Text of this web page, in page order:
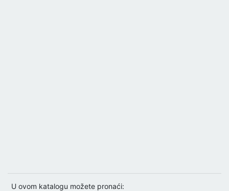
U ovom katalogu možete pronaći: